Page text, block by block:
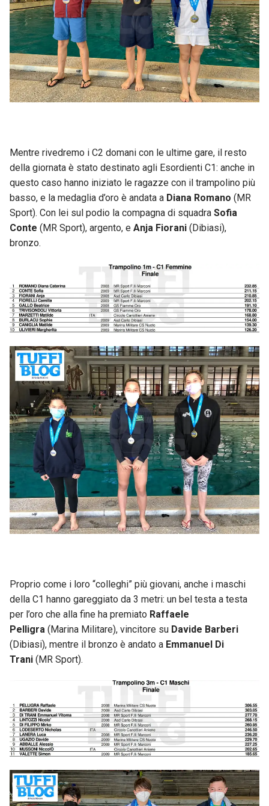
Mentre rivedremo i C2 domani con le ultime gare, il resto
della giornata è stato destinato agli Esordienti C1: anche in
questo caso hanno iniziato le ragazze con il trampolino più
basso, e la medaglia d’oro è andata a Diana Romano (MR
Sport). Con lei sul podio la compagna di squadra Sofia
Conte (MR Sport), argento, e Anja Fiorani (Dibiasi),
bronzo.
Proprio come i loro “colleghi” più giovani, anche i maschi
della C1 hanno gareggiato da 3 metri: un bel testa a testa
per l’oro che alla fine ha premiato Raffaele
Pelligra (Marina Militare), vincitore su Davide Barberi
(Dibiasi), mentre il bronzo è andato a Emmanuel Di
Trani (MR Sport).